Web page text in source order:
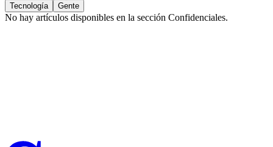
Tecnología
Gente
No hay artículos disponibles en la sección Confidenciales.